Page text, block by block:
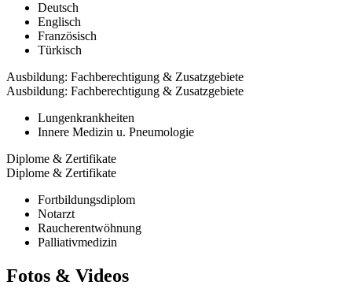
Deutsch
Englisch
Französisch
Türkisch
Ausbildung: Fachberechtigung & Zusatzgebiete
Ausbildung: Fachberechtigung & Zusatzgebiete
Lungenkrankheiten
Innere Medizin u. Pneumologie
Diplome & Zertifikate
Diplome & Zertifikate
Fortbildungsdiplom
Notarzt
Raucherentwöhnung
Palliativmedizin
Fotos & Videos